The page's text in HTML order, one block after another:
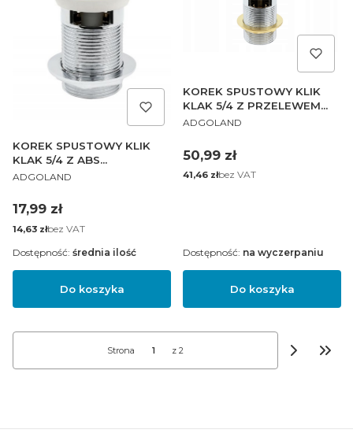
KOREK SPUSTOWY KLIK
KLAK 5/4 Z ABS
AUTOMATYCZNY
PRODUCENT
ADGOLAND
Cena
17,99 zł
Cena
14,63 złbez VAT
Do koszyka
Dostępność: średnia ilość
KOREK SPUSTOWY KLIK
KLAK 5/4 Z PRZELEWEM
BIAŁY
PRODUCENT
ADGOLAND
Cena
50,99 zł
Cena
41,46 złbez VAT
Do koszyka
Dostępność: na wyczerpaniu
Strona z 2